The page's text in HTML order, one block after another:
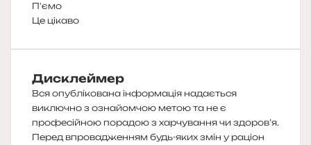
П'ємо
Це цікаво
Дисклеймер
Вся опублікована інформація надається
виключно з ознайомчою метою та не є
професійною порадою з харчування чи здоров’я.
Перед впровадженням будь-яких змін у раціон